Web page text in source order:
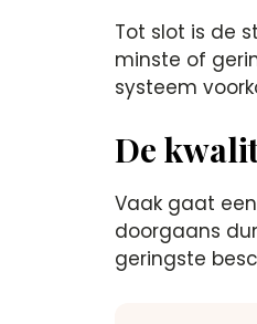
Tot slot is de
minste of
systeem
De
Vaak gaat
doorgaans
geringste